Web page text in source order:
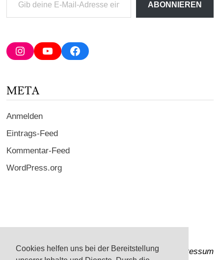
Cookies helfen uns bei der Bereitstellung
deine
Adresse
ein ...
ABONNIEREN
InstagramYouTubeFacebook
META
Anmelden
Eintrags-Feed
Kommentar-Feed
WordPress.org
Impressum